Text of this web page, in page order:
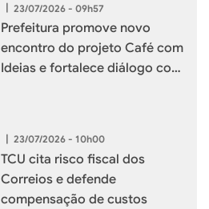
| 23/07/2026 - 09h57
Prefeitura promove novo
encontro do projeto Café com
Ideias e fortalece diálogo com
| 23/07/2026 - 10h00
TCU cita risco fiscal dos
Correios e defende
compensação de custos